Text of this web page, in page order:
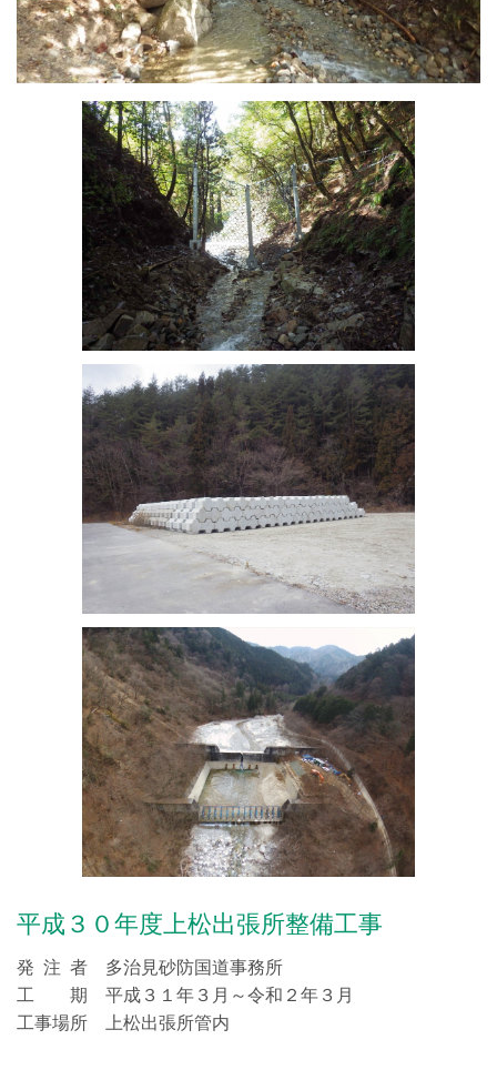
平成３０年度上松出張所整備工事
発 注 者 多治見砂防国道事務所
工 期 平成３１年３月～令和２年３月
工事場所 上松出張所管内